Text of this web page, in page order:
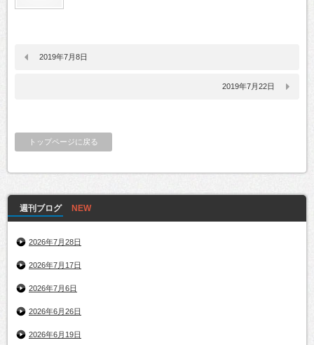
2019年7月8日
2019年7月22日
トップページに戻る
週刊ブログ
2026年7月28日
2026年7月17日
2026年7月6日
2026年6月26日
2026年6月19日